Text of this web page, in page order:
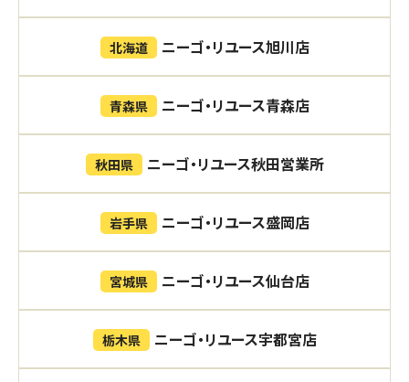
北海道 ニーゴ・リユース旭川店
青森県 ニーゴ・リユース青森店
秋田県 ニーゴ・リユース秋田営業所
岩手県 ニーゴ・リユース盛岡店
宮城県 ニーゴ・リユース仙台店
栃木県 ニーゴ・リユース宇都宮店